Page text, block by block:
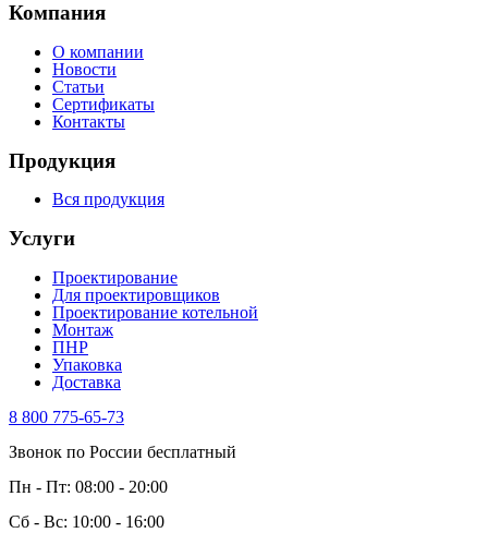
Компания
О компании
Новости
Статьи
Сертификаты
Контакты
Продукция
Вся продукция
Услуги
Проектирование
Для проектировщиков
Проектирование котельной
Монтаж
ПНР
Упаковка
Доставка
8 800 775-65-73
Звонок по России бесплатный
Пн - Пт: 08:00 - 20:00
Сб - Вс: 10:00 - 16:00